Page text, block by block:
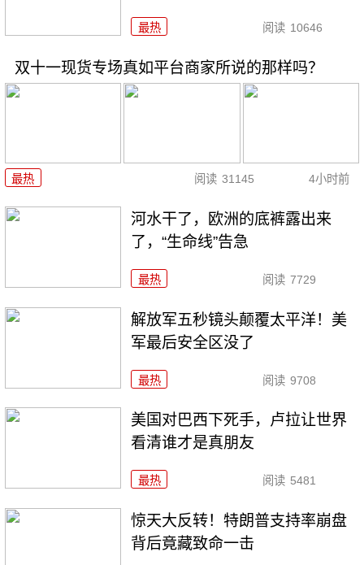
最热 阅读 10646
双十一现货专场真如平台商家所说的那样吗？
最热 阅读 31145 4小时前
河水干了，欧洲的底裤露出来
了，“生命线”告急
最热 阅读 7729
解放军五秒镜头颠覆太平洋！美
军最后安全区没了
最热 阅读 9708
美国对巴西下死手，卢拉让世界
看清谁才是真朋友
最热 阅读 5481
惊天大反转！特朗普支持率崩盘
背后竟藏致命一击